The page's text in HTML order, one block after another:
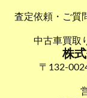
査定依頼・ご質
中古車買取
株
〒132-